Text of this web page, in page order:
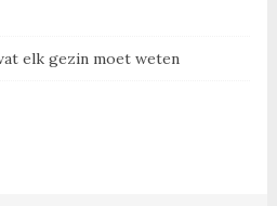
elk gezin moet weten